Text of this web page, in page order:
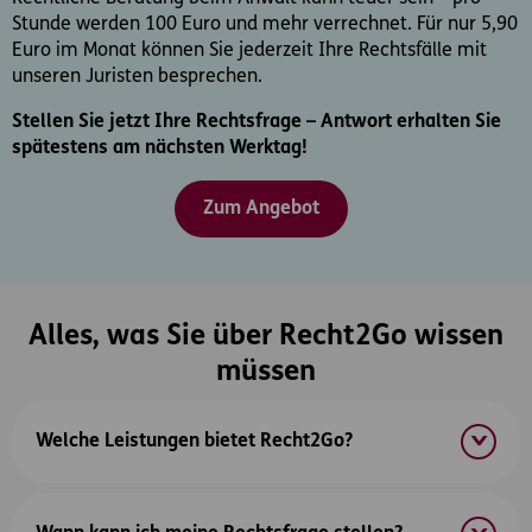
Stunde werden 100 Euro und mehr verrechnet. Für nur 5,90
Euro im Monat können Sie jederzeit Ihre Rechtsfälle mit
unseren Juristen besprechen.
Stellen Sie jetzt Ihre Rechtsfrage – Antwort erhalten Sie
spätestens am nächsten Werktag!
Zum Angebot
Alles, was Sie über Recht2Go wissen
müssen
Welche Leistungen bietet Recht2Go?